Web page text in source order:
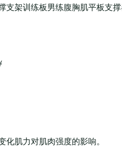
支架训练板男练腹胸肌平板支
化肌力对肌肉强度的影响。